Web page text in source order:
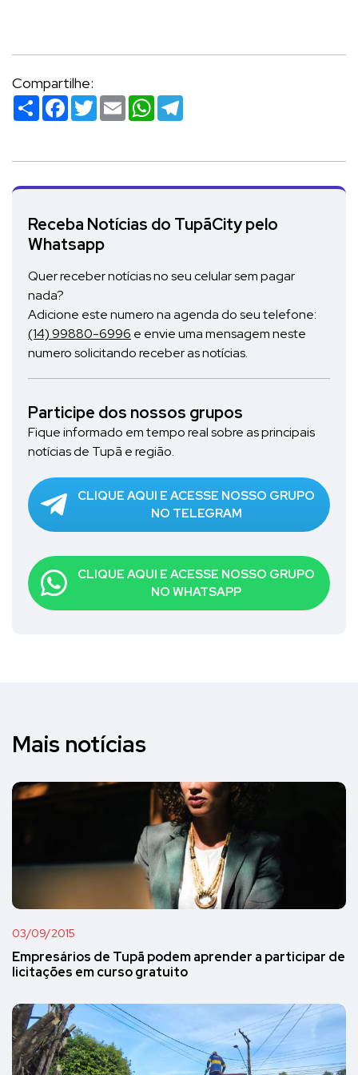
Compartilhe:
Compartilhar
Facebook
TwitterEmailWhatsApp
Receba Notícias do TupãCity pelo
Whatsapp
Quer receber notícias no seu celular sem pagar
nada?
Adicione este numero na agenda do seu telefone:
(14) 99880-6996 e envie uma mensagem neste
numero solicitando receber as notícias.
Participe dos nossos grupos
Fique informado em tempo real sobre as principais
notícias de Tupã e região.
CLIQUE AQUI E ACESSE NOSSO GRUPO
NO TELEGRAM
CLIQUE AQUI E ACESSE NOSSO GRUPO
NO WHATSAPP
Mais notícias
03/09/2015
Empresários de Tupã podem aprender a participar de
licitações em curso gratuito